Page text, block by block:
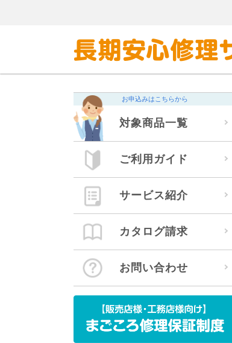
お申込みはこちらから
対象商品一覧
ご利用ガイド
サービス紹介
カタログ請求
お問い合わせ